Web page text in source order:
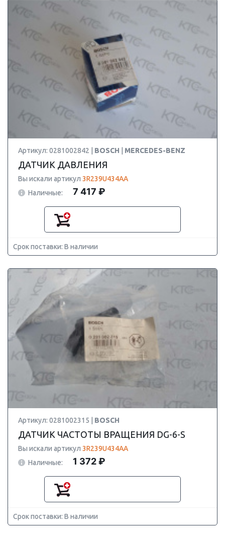
Артикул: 0281002842 | BOSCH MERCEDES-BENZ
ДАТЧИК ДАВЛЕНИЯ
Вы искали артикул 3R239U434AA
Наличные:
7 417 ₽
Срок поставки: В наличии
Артикул: 0281002315 | BOSCH
ДАТЧИК ЧАСТОТЫ ВРАЩЕНИЯ DG-6-S
Вы искали артикул 3R239U434AA
Наличные:
1 372 ₽
Срок поставки: В наличии